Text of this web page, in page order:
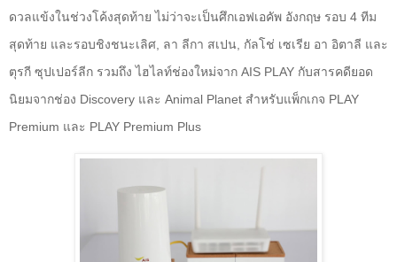
ดวลแข้งในช่วงโค้งสุดท้าย ไม่ว่าจะเป็นศึกเอฟเอคัพ อังกฤษ รอบ 4 ทีม
สุดท้าย และรอบชิงชนะเลิศ ลา ลีกา สเปน
กัลโช่ เซเรีย อา อิตาลี และ
ตุรกี ซุปเปอร์ลีก รวมถึง ไฮไลท์ช่องใหม่จาก AIS PLAY กับสารคดียอด
นิยมจากช่อง Discovery และ Animal Planet สำหรับแพ็กเกจ PLAY
Premium และ PLAY Premium Plus